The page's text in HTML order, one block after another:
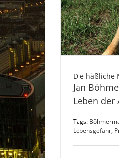
Die häßliche
Jan
Leben der
Tags:
Lebensgefahr,